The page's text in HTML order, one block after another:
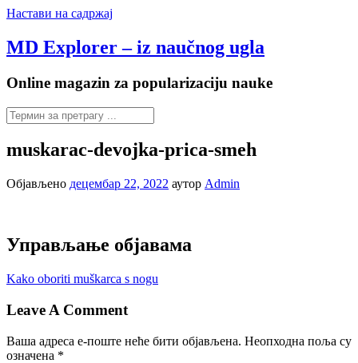
Настави на садржај
MD Explorer – iz naučnog ugla
Online magazin za popularizaciju nauke
muskarac-devojka-prica-smeh
Објављено децембар 22, 2022 аутор Admin
Управљање објавама
Kako oboriti muškarca s nogu
Leave A Comment
Ваша адреса е-поште неће бити објављена. Неопходна поља су
означена *